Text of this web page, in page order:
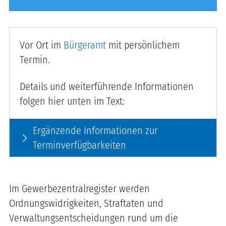
Vor Ort im Bürgeramt mit persönlichem
Termin.
Details und weiterführende Informationen
folgen hier unten im Text:
arrow_forward_ios
Ergänzende Informationen zur
Terminverfügbarkeiten
Im Gewerbezentralregister werden
Ordnungswidrigkeiten, Straftaten und
Verwaltungsentscheidungen rund um die